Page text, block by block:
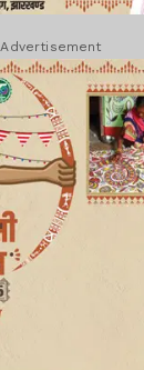
Advertisement